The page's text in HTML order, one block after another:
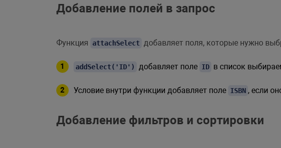
$query
-> setOrder
Добавление полей в запрос
Функция attachSelect добавляет поля, которые нужно
addSelect('ID') добавляет поле ID в список
Условие внутри функции добавляет поле ISBN , если
Добавление фильтров и сортировки